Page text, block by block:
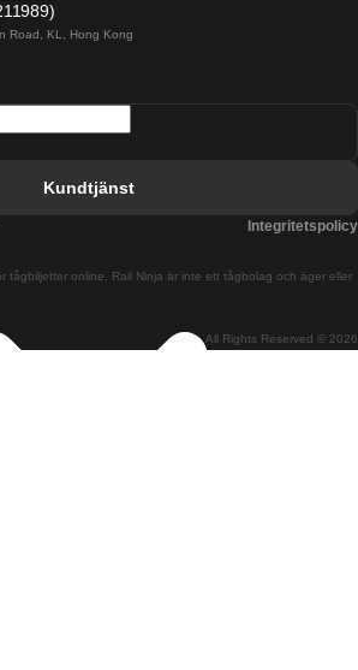
från Barcelona till Madrid
från Budapest till Bratislava
Road, KL, Hong Kong
All Rights Reserved © 2026
tågbiljetter online. Rail Ninja är inte ett tågbolag och äger eller
Kundtjänst
Integritetspolicy